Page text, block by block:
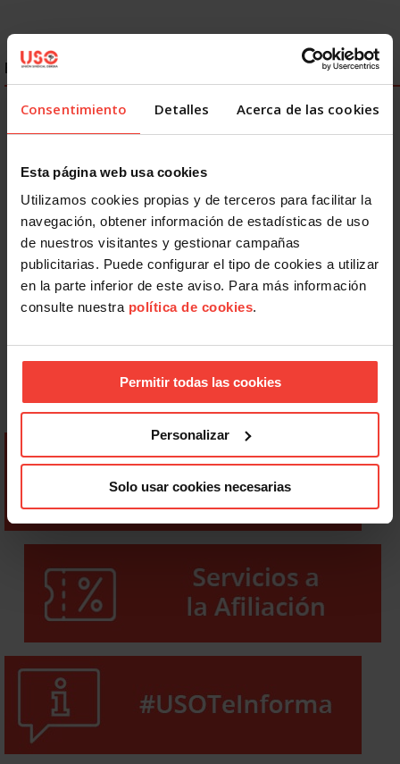
Consentimiento Detalles Acerca de las cookies
Esta página web usa cookies
Utilizamos cookies propias y de terceros para facilitar la
navegación, obtener información de estadísticas de uso
de nuestros visitantes y gestionar campañas
publicitarias. Puede configurar el tipo de cookies a utilizar
en la parte inferior de este aviso. Para más información
consulte nuestra política de cookies.
Permitir todas las cookies
Personalizar
Solo usar cookies necesarias
ENLACES DESTACADOS